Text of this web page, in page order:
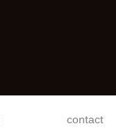
contact